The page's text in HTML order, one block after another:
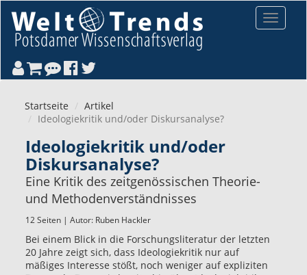
Toggle
Startseite
Artikel
Ideologiekritik und/oder Diskursanalyse?
Ideologiekritik und/oder
Diskursanalyse?
Eine Kritik des zeitgenössischen Theorie-
und Methodenverständnisses
12 Seiten | Autor: Ruben Hackler
Bei einem Blick in die Forschungsliteratur der letzten
20 Jahre zeigt sich, dass Ideologiekritik nur auf
mäßiges Interesse stößt, noch weniger auf expliziten